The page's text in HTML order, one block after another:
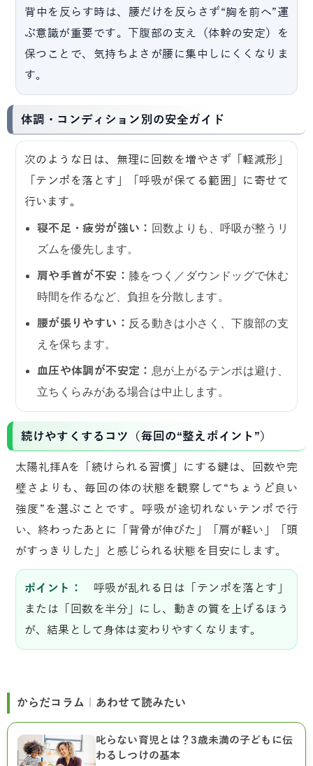
背中を反らす時は、腰だけを反らさず“胸を前へ”運
ぶ意識が重要です。下腹部の支え（体幹の安定）を
保つことで、気持ちよさが腰に集中しにくくなりま
す。
体調・コンディション別の安全ガイド
次のような日は、無理に回数を増やさず「軽減形」
「テンポを落とす」「呼吸が保てる範囲」に寄せて
行います。
寝不足・疲労が強い： 回数よりも、呼吸が整うリ
ズムを優先します。
肩や手首が不安： 膝をつく／ダウンドッグで休む
時間を作るなど、負担を分散します。
腰が張りやすい： 反る動きは小さく、下腹部の支
えを保ちます。
血圧や体調が不安定： 息が上がるテンポは避け、
立ちくらみがある場合は中止します。
続けやすくするコツ（毎回の“整えポイント”）
太陽礼拝Aを「続けられる習慣」にする鍵は、回数や完
璧さよりも、毎回の体の状態を観察して“ちょうど良い
強度”を選ぶことです。呼吸が途切れないテンポで行
い、終わったあとに「背骨が伸びた」「肩が軽い」「頭
がすっきりした」と感じられる状態を目安にします。
ポイント：
呼吸が乱れる日は「テンポを落とす」
または「回数を半分」にし、動きの質を上げるほう
が、結果として身体は変わりやすくなります。
からだコラム｜あわせて読みたい
叱らない育児とは？3歳未満の子どもに伝
わるしつけの基本